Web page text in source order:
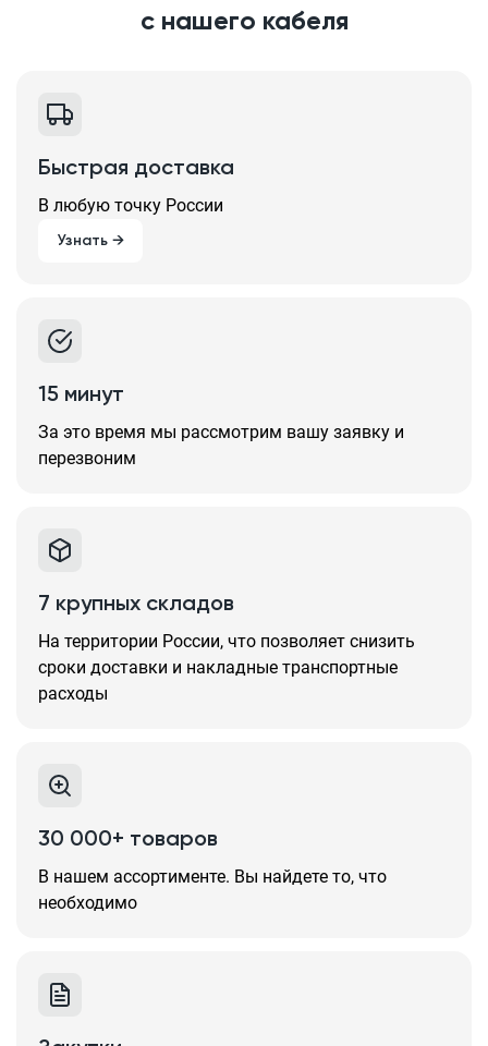
с нашего кабеля
Быстрая доставка
В любую точку России
Узнать →
15 минут
За это время мы рассмотрим вашу заявку и
перезвоним
7 крупных складов
На территории России, что позволяет снизить
сроки доставки и накладные транспортные
расходы
30 000+ товаров
В нашем ассортименте. Вы найдете то, что
необходимо